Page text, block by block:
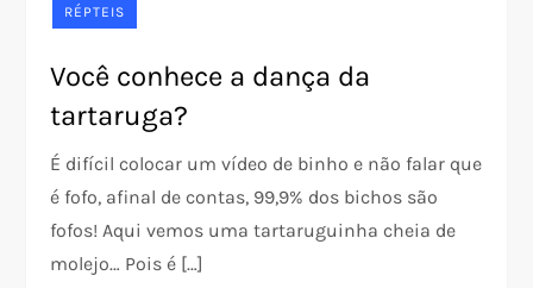
RÉPTEIS
Você conhece a dança da
tartaruga?
É difícil colocar um vídeo de binho e não falar que
é fofo, afinal de contas, 99,9% dos bichos são
fofos! Aqui vemos uma tartaruguinha cheia de
molejo… Pois é […]